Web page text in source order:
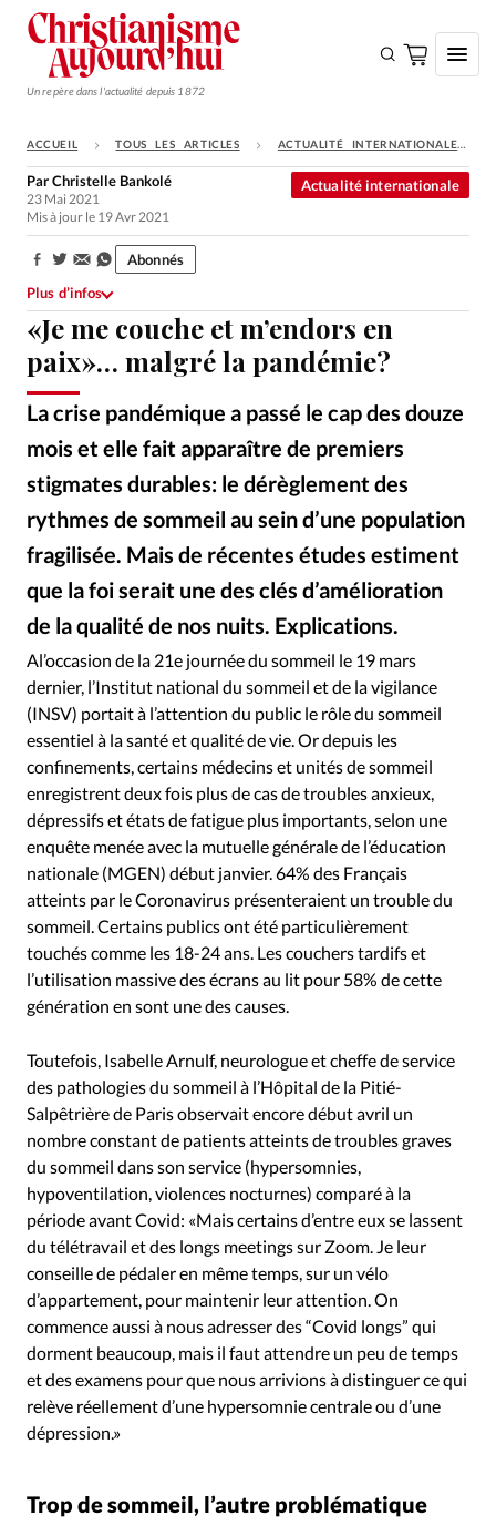
Un repère dans l'actualité depuis 1872
S'ABONNER
Monde
Opinions
Tous les articles
Faire un don
Emploi
Se connecter
Édition: Internationale
RUBRIQUES
Tous les articles
Actualité chrétienne
Actualité internationale
Chronique
Culture
Dossier
Eglises Foi Génération réveil
Monde
Opinions
Publireportage
Relations Aujourd'hui
Société
Tour du monde des Eglises
Trait d'Ixène
Vécu
Vie Intérieure
ACCUEIL TOUS LES ARTICLES ACTUALITÉ INTERNATIONALE
«Je me couche et m’endors en
paix»… malgré la pandémie?
La crise pandémique a passé le cap des douze
mois et elle fait apparaître de premiers
stigmates durables: le dérèglement des
rythmes de sommeil au sein d’une population
fragilisée. Mais de récentes études estiment
que la foi serait une des clés d’amélioration
de la qualité de nos nuits. Explications.
Actualité internationale
ParChristelle Bankolé
23 Mai 2021
Mis à jour le 19 Avr 2021
Partager:
Abonnés
Plus d’infos
©Istockphoto
Al’occasion de la 21e journée du sommeil le 19 mars
dernier, l’Institut national du sommeil et de la vigilance
(INSV) portait à l’attention du public le rôle du sommeil
essentiel à la santé et qualité de vie. Or depuis les
confinements, certains médecins et unités de sommeil
enregistrent deux fois plus de cas de troubles anxieux,
dépressifs et états de fatigue plus importants, selon une
enquête menée avec la mutuelle générale de l’éducation
nationale (MGEN) début janvier. 64% des Français
atteints par le Coronavirus présenteraient un trouble du
sommeil. Certains publics ont été particulièrement
touchés comme les 18-24 ans. Les couchers tardifs et
l’utilisation massive des écrans au lit pour 58% de cette
génération en sont une des causes.
Toutefois, Isabelle Arnulf, neurologue et cheffe de service
des pathologies du sommeil à l’Hôpital de la Pitié-
Salpêtrière de Paris observait encore début avril un
nombre constant de patients atteints de troubles graves
du sommeil dans son service (hypersomnies,
hypoventilation, violences nocturnes) comparé à la
période avant Covid: «Mais certains d’entre eux se lassent
du télétravail et des longs meetings sur Zoom. Je leur
conseille de pédaler en même temps, sur un vélo
d’appartement, pour maintenir leur attention. On
commence aussi à nous adresser des “Covid longs” qui
dorment beaucoup, mais il faut attendre un peu de temps
et des examens pour que nous arrivions à distinguer ce qui
relève réellement d’une hypersomnie centrale ou d’une
dépression.»
Trop de sommeil, l’autre problématique